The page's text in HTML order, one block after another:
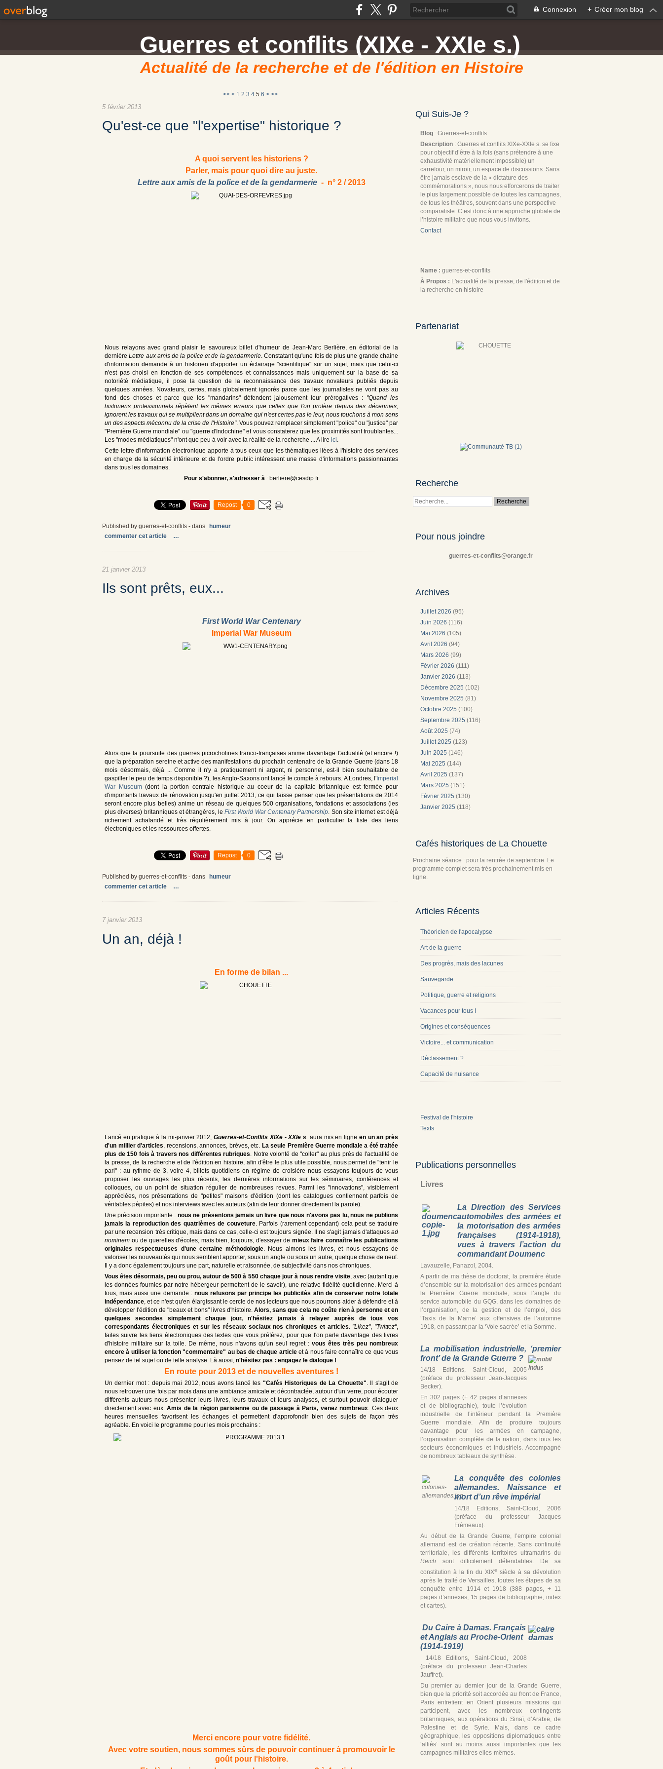
Connexion + Créer mon blog
Guerres et conflits (XIXe - XXIe s.)
Actualité de la recherche et de l'édition en Histoire
<< < 1 2 3 4 5 6 > >>
5 février 2013
Qu'est-ce que "l'expertise" historique ?
A quoi servent les historiens ?
Parler, mais pour quoi dire au juste.
Lettre aux amis de la police et de la gendarmerie- n° 2 / 2013
Nous relayons avec grand plaisir le savoureux billet d'humeur de Jean-Marc Berlière, en éditorial de la
dernièreLettre aux amis de la police et de la gendarmerie. Constatant qu'une fois de plus une grande chaine
d'information demande à un historien d'apporter un éclairage "scientifique" sur un sujet, mais que celui-ci
n'est pas choisi en fonction de ses compétences et connaissances mais uniquement sur la base de sa
notoriété médiatique, il pose la question de la reconnaissance des travaux novateurs publiés depuis
quelques années. Novateurs, certes, mais globalement ignorés parce que les journalistes ne vont pas au
fond des choses et parce que les "mandarins" défendent jalousement leur prérogatives : "Quand les
historiens professionnels répètent les mêmes erreurs que celles que l'on profère depuis des décennies,
ignorent les travaux qui se multiplient dans un domaine qui n'est certes pas le leur, nous touchons à mon sens
un des aspects méconnu de la crise de l'Histoire". Vous pouvez remplacer simplement "police" ou "justice" par
"Première Guerre mondiale" ou "guerre d'Indochine" et vous constaterez que les proximités sont troublantes...
Les "modes médiatiques" n'ont que peu à voir avec la réalité de la recherche ... A lire ici.
Cette lettre d'information électronique apporte à tous ceux que les thématiques liées à l'histoire des services
en charge de la sécurité intérieure et de l'ordre public intéressent une masse d'informations passionnantes
dans tous les domaines.
Pour s'abonner, s'adresser à : berliere@cesdip.fr
Repost 0
Published by guerres-et-conflits - dans
humeur
commenter cet article
…
21 janvier 2013
Ils sont prêts, eux...
First World War Centenary
Imperial War Museum
Alors que la poursuite des guerres picrocholines franco-françaises anime davantage l'actualité (et encore !)
que la préparation sereine et active des manifestations du prochain centenaire de la Grande Guerre (dans 18
mois désormais, déjà ... Comme il n'y a pratiquement ni argent, ni personnel, est-il bien souhaitable de
gaspiller le peu de temps disponible ?), les Anglo-Saxons ont lancé le compte à rebours. A Londres, l' Imperial
War Museum(dont la portion centrale historique au coeur de la capitale britannique est fermée pour
d'importants travaux de rénovation jusqu'en juillet 2013, ce qui laisse penser que les présentations de 2014
seront encore plus belles) anime un réseau de quelques 500 organisations, fondations et associations (les
plus diverses) britanniques et étrangères, le First World War Centenary Partnership. Son site internet est déjà
richement achalandé et très régulièrement mis à jour. On apprécie en particulier la liste des liens
électroniques et les ressources offertes.
Repost 0
Published by guerres-et-conflits - dans
humeur
commenter cet article
…
7 janvier 2013
Un an, déjà !
En forme de bilan ...
Lancé en pratique à la mi-janvier 2012,Guerres-et-Conflits XIXe - XXIe s aura mis en ligne en un an près
d'un millier d'articles , recensions, annonces, brèves, etc. La seule Première Guerre mondiale a été traitée
plus de 150 fois à travers nos différentes rubriques . Notre volonté de "coller" au plus près de l'actualité de
la presse, de la recherche et de l'édition en histoire, afin d'être le plus utile possible, nous permet de "tenir le
pari" : au rythme de 3, voire 4, billets quotidiens en régime de croisière nous essayons toujours de vous
proposer les ouvrages les plus récents, les dernières informations sur les séminaires, conférences et
colloques, ou un point de situation régulier de nombreuses revues. Parmi les "innovations", visiblement
appréciées, nos présentations de "petites" maisons d'édition (dont les catalogues contiennent parfois de
véritables pépites) et nos interviews avec les auteurs (afin de leur donner directement la parole).
Une précision importante : nous ne présentons jamais un livre que nous n'avons pas lu, nous ne publions
jamais la reproduction des quatrièmes de couveture. Parfois (rarement cependant) cela peut se traduire
par une recension très critique, mais dans ce cas, celle-ci est toujours signée. Il ne s'agit jamais d'attaques ad
nominem ou de querelles d'écoles, mais bien, toujours, d'essayer de mieux faire connaître les publications
originales respectueuses d'une certaine méthodologie . Nous aimons les livres, et nous essayons de
valoriser les nouveautés qui nous semblent apporter, sous un angle ou sous un autre, quelque chose de neuf.
Il y a donc également toujours une part, naturelle et raisonnée, de subjectivité dans nos chroniques.
Vous êtes désormais, peu ou prou, autour de 500 à 550 chaque jour à nous rendre visite, avec (autant que
les données fournies par notre hébergeur permettent de le savoir), une relative fidélité quotidienne. Merci à
tous, mais aussi une demande : nous refusons par principe les publicités afin de conserver notre totale
indépendance , et ce n'est qu'en élargissant le cercle de nos lecteurs que nous pourrons aider à défendre et à
développer l'édition de "beaux et bons" livres d'histoire. Alors, sans que cela ne coûte rien à personne et en
quelques secondes simplement chaque jour, n'hésitez jamais à relayer auprès de tous vos
correspondants électroniques et sur les réseaux sociaux nos chroniques et articles
"Likez", "Twittez",
faites suivre les liens électroniques des textes que vous préférez, pour que l'on parle davantage des livres
d'histoire militaire sur la toile. De même, nous n'avons qu'un seul regret : vous êtes très peu nombreux
encore à utiliser la fonction "commentaire" au bas de chaque articleet à nous faire connaître ce que vous
pensez de tel sujet ou de telle analyse. Là aussi, n'hésitez pas : engagez le dialogue !
En route pour 2013 et de nouvelles aventures !
Un dernier mot : depuis mai 2012, nous avons lancé les "Cafés Historiques de La Chouette" . Il s'agit de
nous retrouver une fois par mois dans une ambiance amicale et décontractée, autour d'un verre, pour écouter
différents auteurs nous présenter leurs livres, leurs travaux et leurs analyses, et surtout pouvoir dialoguer
directement avec eux.Amis de la région parisienne ou de passage à Paris, venez nombreux . Ces deux
heures mensuelles favorisent les échanges et permettent d'approfondir bien des sujets de façon très
agréable. En voici le programme pour les mois prochains :
Merci encore pour votre fidélité.
Avec votre soutien, nous sommes sûrs de pouvoir continuer à promouvoir le
goût pour l'histoire.
Qui Suis-Je ?
Blog : Guerres-et-conflits
Description : Guerres et conflits XIXe-XXIe s. se fixe
pour objectif d’être à la fois (sans prétendre à une
exhaustivité matériellement impossible) un
carrefour, un miroir, un espace de discussions. Sans
être jamais esclave de la « dictature des
commémorations », nous nous efforcerons de traiter
le plus largement possible de toutes les campagnes,
de tous les théâtres, souvent dans une perspective
comparatiste. C’est donc à une approche globale de
l’histoire militaire que nous vous invitons.
Contact
Name : guerres-et-conflits
À Propos : L'actualité de la presse, de l'édition et de
la recherche en histoire
Partenariat
Recherche
Pour nous joindre
guerres-et-conflits@orange.fr
Archives
Juillet 2026 (95)
Juin 2026 (116)
Mai 2026 (105)
Avril 2026 (94)
Mars 2026 (99)
Février 2026 (111)
Janvier 2026 (113)
Décembre 2025 (102)
Novembre 2025 (81)
Octobre 2025 (100)
Septembre 2025 (116)
Août 2025 (74)
Juillet 2025 (123)
Juin 2025 (146)
Mai 2025 (144)
Avril 2025 (137)
Mars 2025 (151)
Février 2025 (130)
Janvier 2025 (118)
Cafés historiques de La Chouette
Prochaine séance : pour la rentrée de septembre. Le
programme complet sera très prochainement mis en
ligne.
Articles Récents
Théoricien de l'apocalypse
Art de la guerre
Des progrès, mais des lacunes
Sauvegarde
Politique, guerre et religions
Vacances pour tous !
Origines et conséquences
Victoire... et communication
Déclassement ?
Capacité de nuisance
Festival de l'histoire
Texts
Publications personnelles
Livres
La Direction des Services
automobiles des armées et
la motorisation des armées
françaises (1914-1918),
vues à travers l’action du
commandant Doumenc
Lavauzelle, Panazol, 2004.
A partir de ma thèse de doctorat, la première étude
d’ensemble sur la motorisation des armées pendant
la Première Guerre mondiale, sous l’angle du
service automobile du GQG, dans les domaines de
l’organisation, de la gestion et de l’emploi, des
‘Taxis de la Marne’ aux offensives de l’automne
1918, en passant par la ‘Voie sacrée’ et la Somme.
La mobilisation industrielle, ‘premier
front’ de la Grande Guerre ?
14/18 Editions, Saint-Cloud, 2005
(préface du professeur Jean-Jacques
Becker).
En 302 pages (+ 42 pages d’annexes
et de bibliographie), toute l’évolution
industrielle de l’intérieur pendant la Première
Guerre mondiale. Afin de produire toujours
davantage pour les armées en campagne,
l’organisation complète de la nation, dans tous les
secteurs économiques et industriels. Accompagné
de nombreux tableaux de synthèse.
La conquête des colonies
allemandes. Naissance et
mort d’un rêve impérial
14/18 Editions, Saint-Cloud, 2006
(préface du professeur Jacques
Frémeaux).
Au début de la Grande Guerre, l’empire colonial
allemand est de création récente. Sans continuité
territoriale, les différents territoires ultramarins du
Reich sont difficilement défendables. De sa
constitution à la fin du XIXe siècle à sa dévolution
après le traité de Versailles, toutes les étapes de sa
conquête entre 1914 et 1918 (388 pages, + 11
pages d’annexes, 15 pages de bibliographie, index
et cartes).
Du Caire à Damas. Français
et Anglais au Proche-Orient
(1914-1919)
14/18 Editions, Saint-Cloud, 2008
(préface du professeur Jean-Charles
Jauffret).
Du premier au dernier jour de la Grande Guerre,
bien que la priorité soit accordée au front de France,
Paris entretient en Orient plusieurs missions qui
participent, avec les nombreux contingents
britanniques, aux opérations du Sinaï, d’Arabie, de
Palestine et de Syrie. Mais, dans ce cadre
géographique, les oppositions diplomatiques entre
‘alliés’ sont au moins aussi importantes que les
campagnes militaires elles-mêmes.